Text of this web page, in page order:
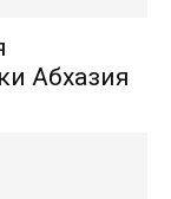
Абхазия